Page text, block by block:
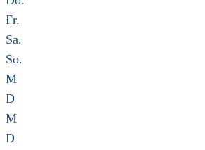
Fr.
Sa.
So.
M
D
M
D